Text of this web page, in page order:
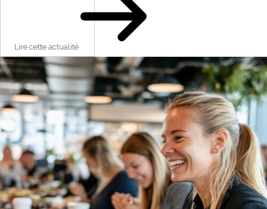
Lire cette actualité